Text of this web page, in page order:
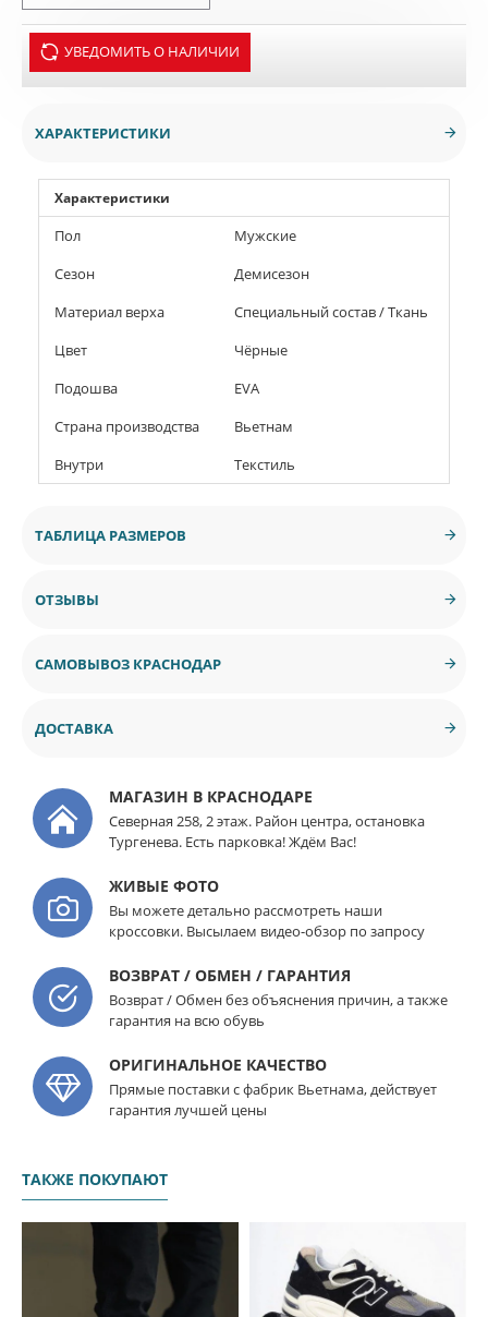
УВЕДОМИТЬ О НАЛИЧИИ
ХАРАКТЕРИСТИКИ
Характеристики
Пол
Мужские
Сезон
Демисезон
Материал верха
Специальный состав / Ткань
Цвет
Чёрные
Подошва
EVA
Страна производства
Вьетнам
Внутри
Текстиль
ТАБЛИЦА РАЗМЕРОВ
ОТЗЫВЫ
САМОВЫВОЗ КРАСНОДАР
ДОСТАВКА
МАГАЗИН В КРАСНОДАРЕ
Северная 258, 2 этаж. Район центра, остановка
Тургенева. Есть парковка! Ждём Вас!
ЖИВЫЕ ФОТО
Вы можете детально рассмотреть наши
кроссовки. Высылаем видео-обзор по запросу
ВОЗВРАТ / ОБМЕН / ГАРАНТИЯ
Возврат / Обмен без объяснения причин, а также
гарантия на всю обувь
ОРИГИНАЛЬНОЕ КАЧЕСТВО
Прямые поставки с фабрик Вьетнама, действует
гарантия лучшей цены
ТАКЖЕ ПОКУПАЮТ